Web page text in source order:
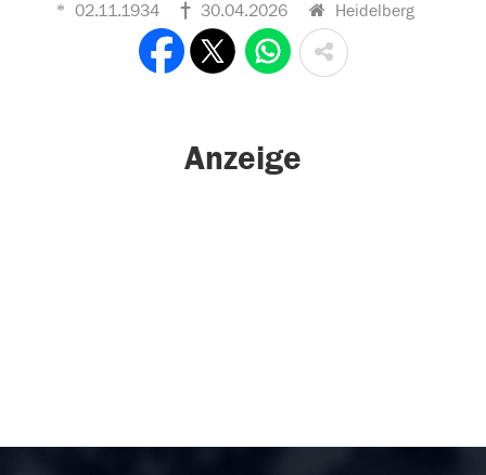
02.11.1934 30.04.2026 Heidelberg
Anzeige